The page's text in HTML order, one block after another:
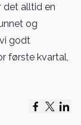
det alltid en
og
godt
første kvartal,